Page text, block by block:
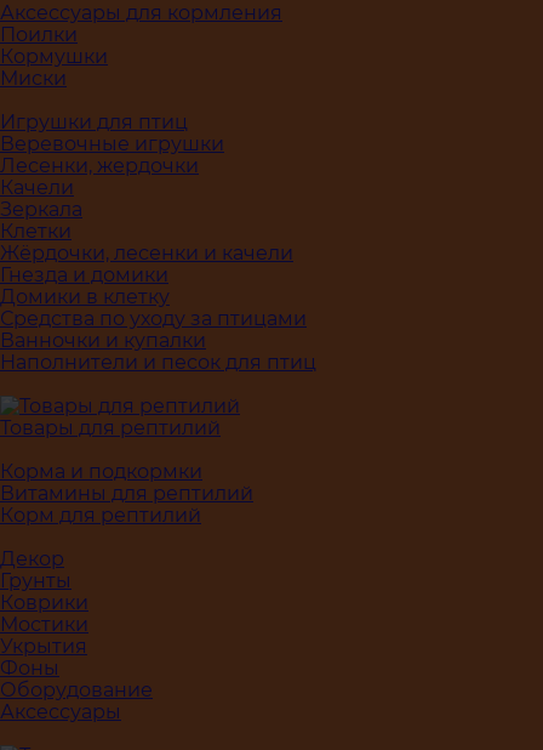
Аксессуары для кормления
Поилки
Кормушки
Миски
Игрушки для птиц
Веревочные игрушки
Лесенки, жердочки
Качели
Зеркала
Клетки
Жёрдочки, лесенки и качели
Гнезда и домики
Домики в клетку
Средства по уходу за птицами
Ванночки и купалки
Наполнители и песок для птиц
Товары для рептилий
Корма и подкормки
Витамины для рептилий
Корм для рептилий
Декор
Грунты
Коврики
Мостики
Укрытия
Фоны
Оборудование
Аксессуары